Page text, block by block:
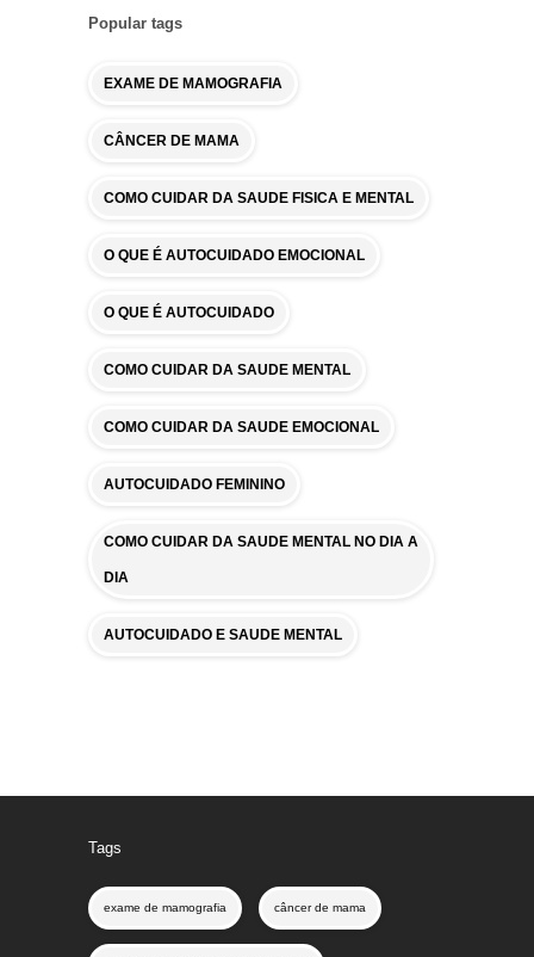
Popular tags
EXAME DE MAMOGRAFIA
CÂNCER DE MAMA
COMO CUIDAR DA SAUDE FISICA E MENTAL
O QUE É AUTOCUIDADO EMOCIONAL
O QUE É AUTOCUIDADO
COMO CUIDAR DA SAUDE MENTAL
COMO CUIDAR DA SAUDE EMOCIONAL
AUTOCUIDADO FEMININO
COMO CUIDAR DA SAUDE MENTAL NO DIA A
DIA
AUTOCUIDADO E SAUDE MENTAL
Tags
exame de mamografia câncer de mama